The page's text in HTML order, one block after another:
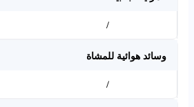
/
وسائد هوائية للمشاة
/